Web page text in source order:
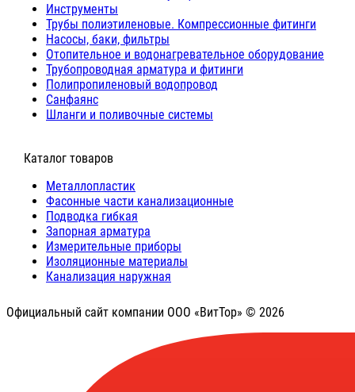
Инструменты
Трубы полиэтиленовые. Компрессионные фитинги
Насосы, баки, фильтры
Отопительное и водонагревательное оборудование
Трубопроводная арматура и фитинги
Полипропиленовый водопровод
Санфаянс
Шланги и поливочные системы
⠀Каталог товаров
Металлопластик
Фасонные части канализационные
Подводка гибкая
Запорная арматура
Измерительные приборы
Изоляционные материалы
Канализация наружная
Официальный сайт компании ООО «ВитТор» © 2026